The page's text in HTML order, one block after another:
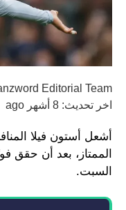
Editorial Team
اخر تحديث: 8 أشهر ago
أشعل أستون فيلا
السبت.